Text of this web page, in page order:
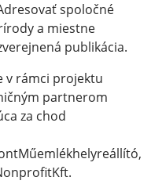
spoločné
a miestne
publikácia.
v rámci projektu
partnerom
za chod